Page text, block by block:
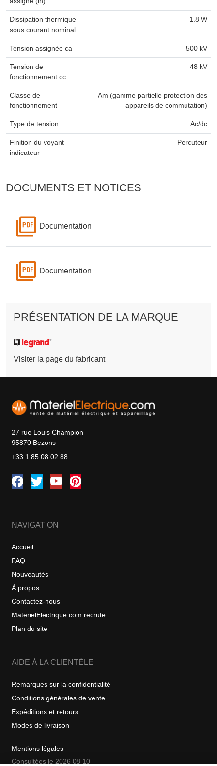
Dissipation thermique
sous courant nominal
1.8 W
Tension assignée ca 500 kV
Tension de
fonctionnement cc
48 kV
Classe de
fonctionnement
Am (gamme partielle protection des
appareils de commutation)
Type de tension Ac/dc
Finition du voyant
indicateur
Percuteur
DOCUMENTS ET NOTICES
Documentation
Documentation
PRÉSENTATION DE LA MARQUE
Visiter la page du fabricant
27 rue Louis Champion
95870 Bezons
+33 1 85 08 02 88
NAVIGATION
Accueil
FAQ
Nouveautés
À propos
Contactez-nous
MaterielElectrique.com recrute
Plan du site
AIDE À LA CLIENTÈLE
Remarques sur la confidentialité
Conditions générales de vente
Expéditions et retours
Modes de livraison
Mentions légales
Consultées le 2026 08 10